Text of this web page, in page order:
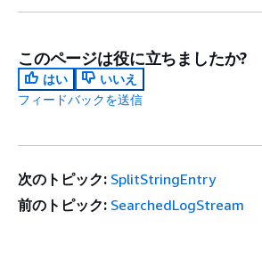
このページは役に立ちましたか?
はい
いいえ
フィードバックを送信
次のトピック: SplitStringEntry
前のトピック: SearchedLogStream